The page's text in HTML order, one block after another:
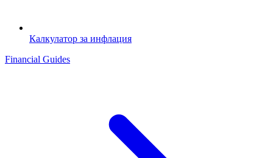
Калкулатор за инфлация
Financial Guides